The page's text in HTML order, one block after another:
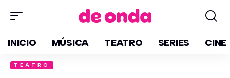
INICIO MÚSICA TEATRO SERIES CINE
TEATRO